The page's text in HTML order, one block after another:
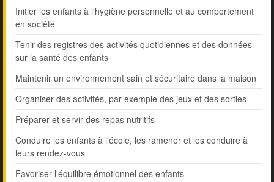
Initier les enfants à l'hygiène personnelle et au comportement
en société
Tenir des registres des activités quotidiennes et des données
sur la santé des enfants
Maintenir un environnement sain et sécuritaire dans la maison
Organiser des activités, par exemple des jeux et des sorties
Préparer et servir des repas nutritifs
Conduire les enfants à l'école, les ramener et les conduire à
leurs rendez-vous
Favoriser l'équilibre émotionnel des enfants